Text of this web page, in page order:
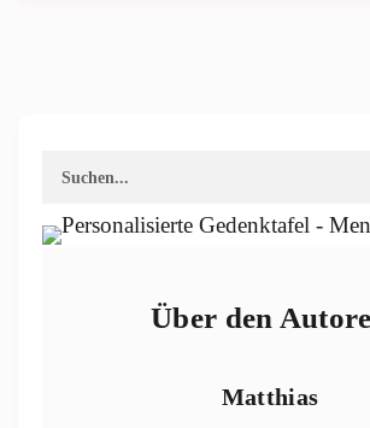
Über den
Matthias